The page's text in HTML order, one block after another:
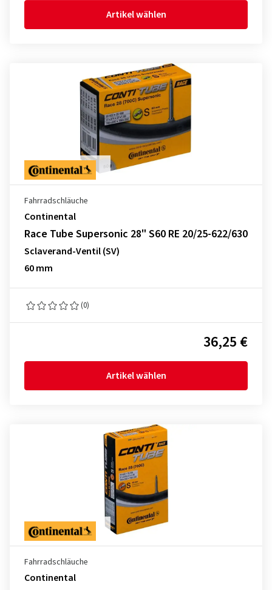
Artikel wählen
Fahrradschläuche
Continental
Race Tube Supersonic 28" S60 RE 20/25-622/630
Sclaverand-Ventil (SV)
60 mm
(0)
36,25 €
Artikel wählen
Fahrradschläuche
Continental